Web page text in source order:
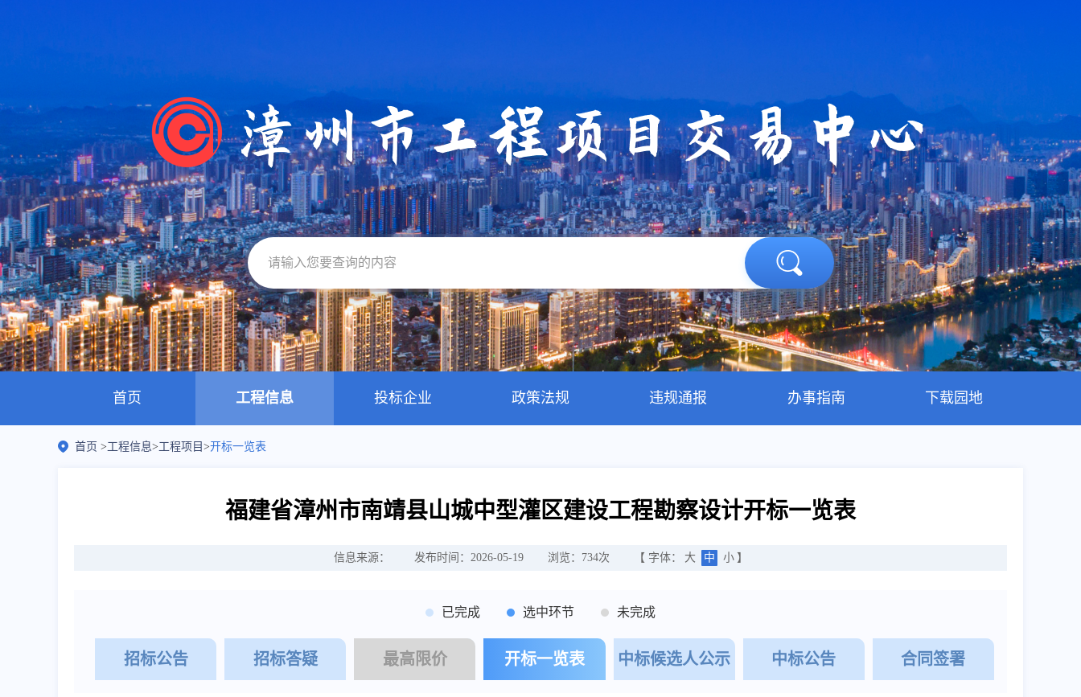
首页 工程信息 投标企业 政策法规 违规通报 办事指南 下载园地
首页 >工程信息>工程项目 >开标一览表
福建省漳州市南靖县山城中型灌区建设工程勘察设计开标一览表
信息来源： 发布时间：2026-05-19 浏览： 734次 【 字体： 大 中 小 】
已完成 选中环节 未完成
招标公告 招标答疑 最高限价 开标一览表 中标候选人公示 中标公告 合同签署